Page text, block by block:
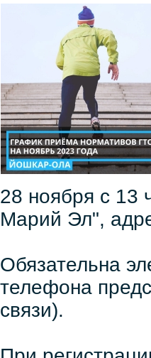
28 ноября с 13
Марий Эл",
Обязательна
телефона
связи).